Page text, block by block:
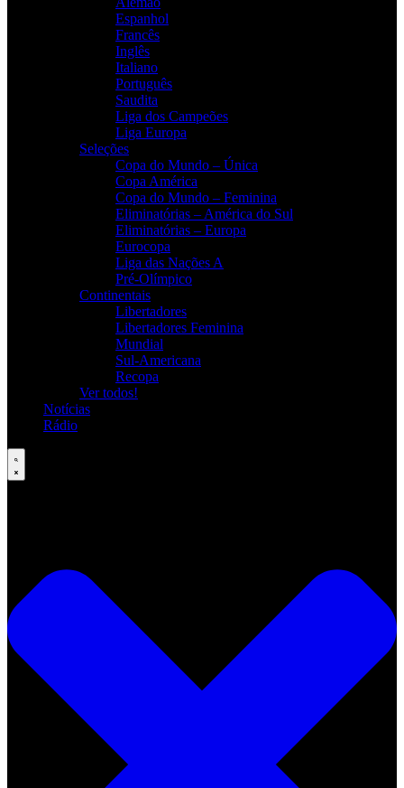
Espanhol
Francês
Inglês
Italiano
Português
Saudita
Liga dos Campeões
Liga Europa
Seleções
Copa do Mundo – Única
Copa América
Copa do Mundo – Feminina
Eliminatórias – América do Sul
Eliminatórias – Europa
Eurocopa
Liga das Nações A
Pré-Olímpico
Continentais
Libertadores
Libertadores Feminina
Mundial
Sul-Americana
Recopa
Ver todos!
Notícias
Rádio